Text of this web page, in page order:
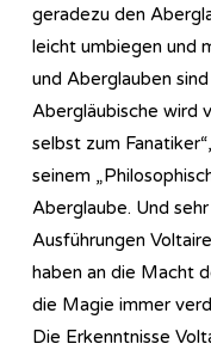
geradezu den
leicht umbiegen und
und Aberglauben
Abergläubische wird
selbst zum
seinem
Aberglaube. Und
Ausführungen
haben an die Macht
die Magie immer
Die Erkenntnisse